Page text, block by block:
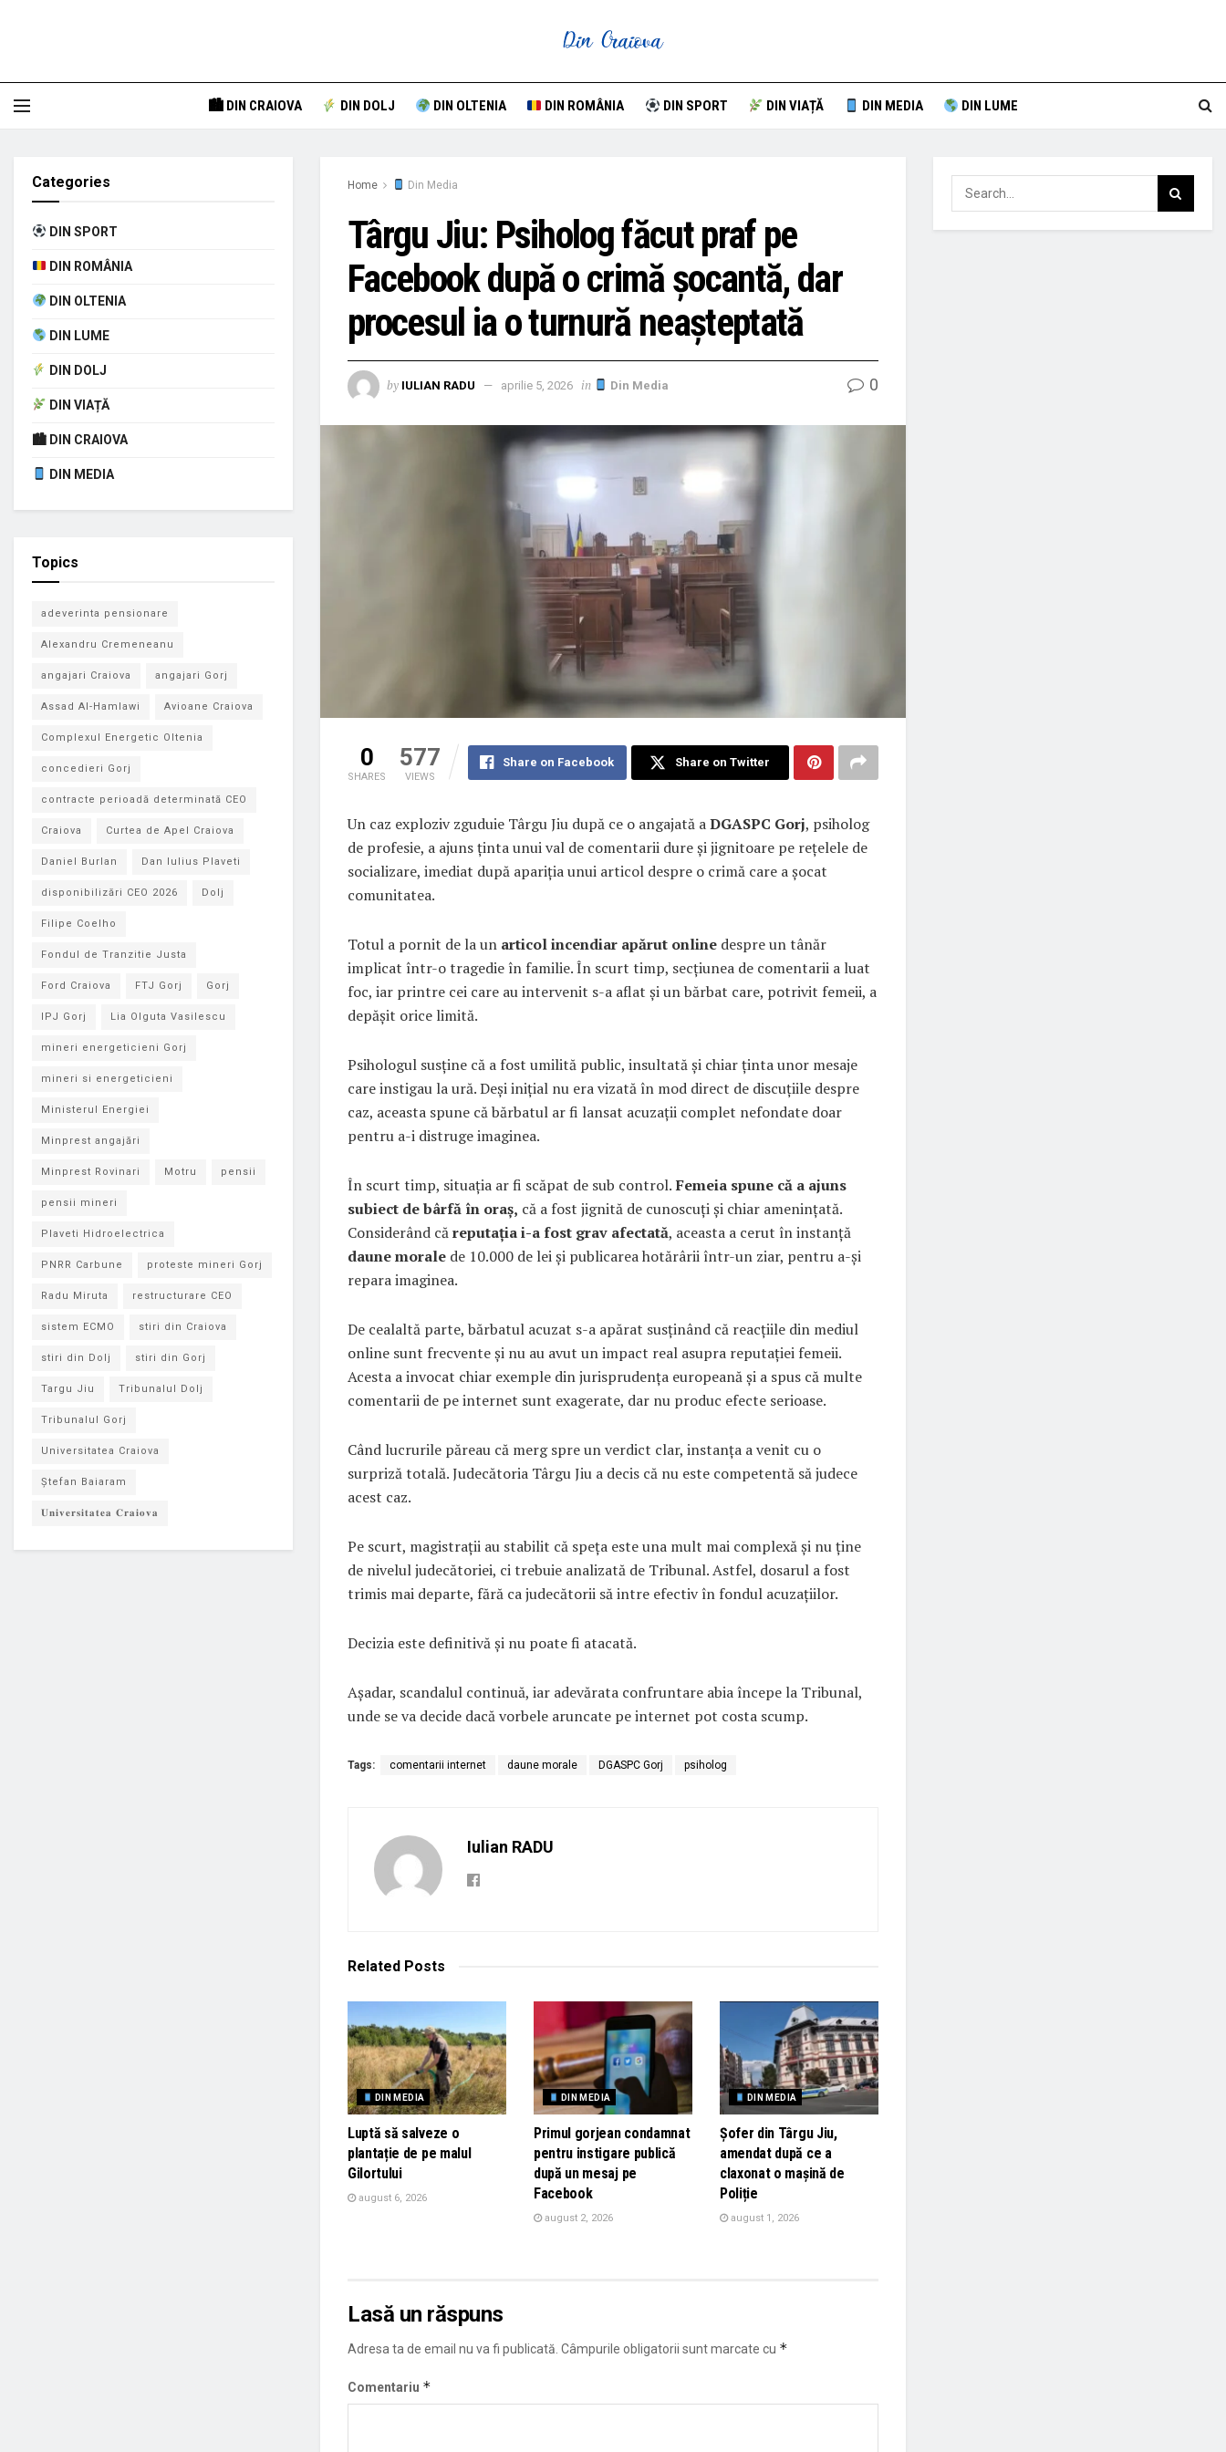
🏙 DIN CRAIOVA DIN DOLJ DIN OLTENIA DIN ROMÂNIA DIN SPORT DIN VIAȚĂ DIN MEDIA DIN LUME
Home Din Media
Târgu Jiu: Psiholog făcut praf pe
Facebook după o crimă șocantă, dar
procesul ia o turnură neașteptată
by IULIAN RADU aprilie 5, 2026 in Din Media 0
0
SHARES
577
VIEWS
Share on Facebook Share on Twitter
Un caz exploziv zguduie Târgu Jiu după ce o angajată aDGASPC Gorj, psiholog
de profesie, a ajuns ținta unui val de comentarii dure și jignitoare pe rețelele de
socializare, imediat după apariția unui articol despre o crimă care a șocat
comunitatea.
Totul a pornit de la un articol incendiar apărut online despre un tânăr
implicat într-o tragedie în familie. În scurt timp, secțiunea de comentarii a luat
foc, iar printre cei care au intervenit s-a aflat și un bărbat care, potrivit femeii, a
depășit orice limită.
Psihologul susține că a fost umilită public, insultată și chiar ținta unor mesaje
care instigau la ură. Deși inițial nu era vizată în mod direct de discuțiile despre
caz, aceasta spune că bărbatul ar fi lansat acuzații complet nefondate doar
pentru a-i distruge imaginea.
În scurt timp, situația ar fi scăpat de sub control. Femeia spune că a ajuns
subiect de bârfă în oraș, că a fost jignită de cunoscuți și chiar amenințată.
Considerând căreputația i-a fost grav afectată, aceasta a cerut în instanță
daune morale de 10.000 de lei și publicarea hotărârii într-un ziar, pentru a-și
repara imaginea.
De cealaltă parte, bărbatul acuzat s-a apărat susținând că reacțiile din mediul
online sunt frecvente și nu au avut un impact real asupra reputației femeii.
Acesta a invocat chiar exemple din jurisprudența europeană și a spus că multe
comentarii de pe internet sunt exagerate, dar nu produc efecte serioase.
Când lucrurile păreau că merg spre un verdict clar, instanța a venit cu o
surpriză totală. Judecătoria Târgu Jiu a decis că nu este competentă să judece
acest caz.
Pe scurt, magistrații au stabilit că speța este una mult mai complexă și nu ține
de nivelul judecătoriei, ci trebuie analizată de Tribunal. Astfel, dosarul a fost
trimis mai departe, fără ca judecătorii să intre efectiv în fondul acuzațiilor.
Decizia este definitivă și nu poate fi atacată.
Așadar, scandalul continuă, iar adevărata confruntare abia începe la Tribunal,
unde se va decide dacă vorbele aruncate pe internet pot costa scump.
Tags: comentarii internet daune morale DGASPC Gorj psiholog
Iulian RADU
Related Posts
DIN MEDIA
Luptă să salveze o
plantație de pe malul
Gilortului
august 6, 2026
DIN MEDIA
Primul gorjean condamnat
pentru instigare publică
după un mesaj pe
Facebook
august 2, 2026
DIN MEDIA
Șofer din Târgu Jiu,
amendat după ce a
claxonat o mașină de
Poliție
august 1, 2026
Lasă un răspuns
Adresa ta de email nu va fi publicată. Câmpurile obligatorii sunt marcate cu *
Comentariu *
Categories
DIN SPORT
DIN ROMÂNIA
DIN OLTENIA
DIN LUME
DIN DOLJ
DIN VIAȚĂ
🏙 DIN CRAIOVA
DIN MEDIA
Topics
adeverinta pensionare
Alexandru Cremeneanu
angajari Craiova angajari Gorj
Assad Al-Hamlawi Avioane Craiova
Complexul Energetic Oltenia
concedieri Gorj
contracte perioadă determinată CEO
Craiova Curtea de Apel Craiova
Daniel Burlan Dan Iulius Plaveti
disponibilizări CEO 2026 Dolj
Filipe Coelho
Fondul de Tranzitie Justa
Ford Craiova FTJ Gorj Gorj
IPJ Gorj Lia Olguta Vasilescu
mineri energeticieni Gorj
mineri si energeticieni
Ministerul Energiei
Minprest angajări
Minprest Rovinari Motru pensii
pensii mineri
Plaveti Hidroelectrica
PNRR Carbune proteste mineri Gorj
Radu Miruta restructurare CEO
sistem ECMO stiri din Craiova
stiri din Dolj stiri din Gorj
Targu Jiu Tribunalul Dolj
Tribunalul Gorj
Universitatea Craiova
Ștefan Baiaram
𝐔𝐧𝐢𝐯𝐞𝐫𝐬𝐢𝐭𝐚𝐭𝐞𝐚 𝐂𝐫𝐚𝐢𝐨𝐯𝐚